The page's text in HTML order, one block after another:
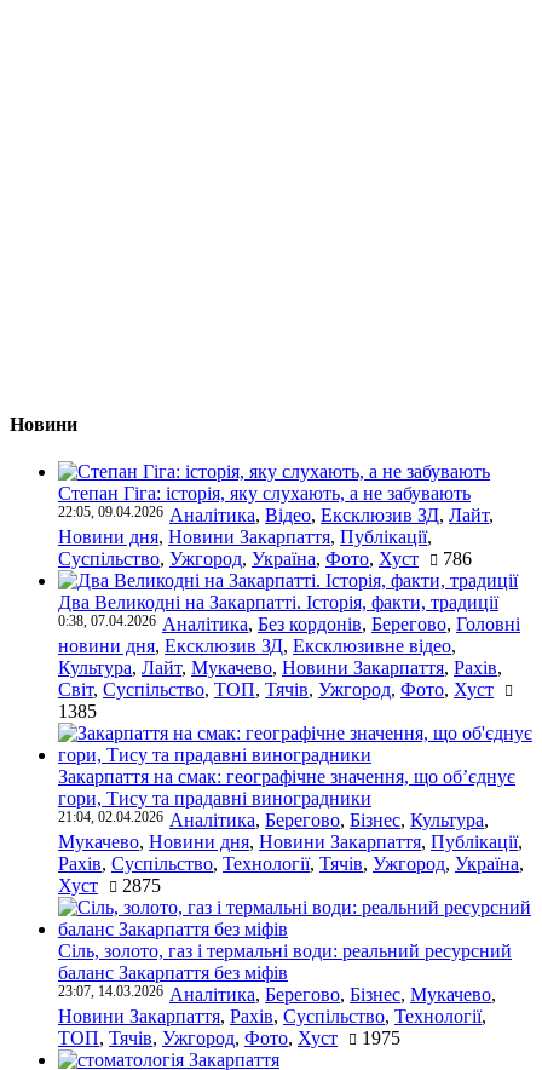
Новини
Степан Гіга: історія, яку слухають, а не забувають
22:05, 09.04.2026 Аналітика, Відео, Ексклюзив ЗД, Лайт,
Новини дня, Новини Закарпаття, Публікації,
Суспільство, Ужгород, Україна, Фото, Хуст 786
Два Великодні на Закарпатті. Історія, факти, традиції
0:38, 07.04.2026 Аналітика, Без кордонів, Берегово, Головні
новини дня, Ексклюзив ЗД, Ексклюзивне відео,
Культура, Лайт, Мукачево, Новини Закарпаття, Рахів,
Світ, Суспільство, ТОП, Тячів, Ужгород, Фото, Хуст
1385
Закарпаття на смак: географічне значення, що об’єднує
гори, Тису та прадавні виноградники
21:04, 02.04.2026 Аналітика, Берегово, Бізнес, Культура,
Мукачево, Новини дня, Новини Закарпаття, Публікації,
Рахів, Суспільство, Технології, Тячів, Ужгород, Україна,
Хуст
2875
Сіль, золото, газ і термальні води: реальний ресурсний
баланс Закарпаття без міфів
23:07, 14.03.2026 Аналітика, Берегово, Бізнес, Мукачево,
Новини Закарпаття, Рахів, Суспільство, Технології,
ТОП, Тячів, Ужгород, Фото, Хуст 1975